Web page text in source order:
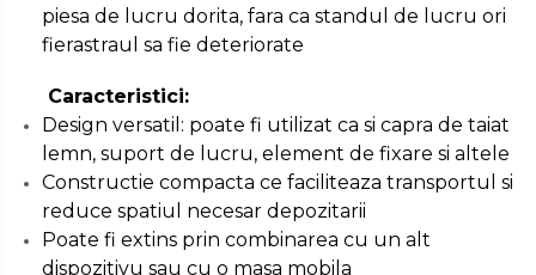
Dispozitive de Taiat si
Manipulat Sticla
Compresoare Auto
Masini de Ascutit Burghie
Discuri Fierastrau Circular
Dispozitive de taiat polistiren
piesa de lucru dorita, fara ca standul de lucru ori
fierastraul sa fie deteriorate
Caracteristici:
Design versatil: poate fi utilizat ca si capra de taiat
lemn, suport de lucru, element de fixare si altele
Constructie compacta ce faciliteaza transportul si
reduce spatiul necesar depozitarii
Poate fi extins prin combinarea cu un alt
dispozitivu sau cu o masa mobila